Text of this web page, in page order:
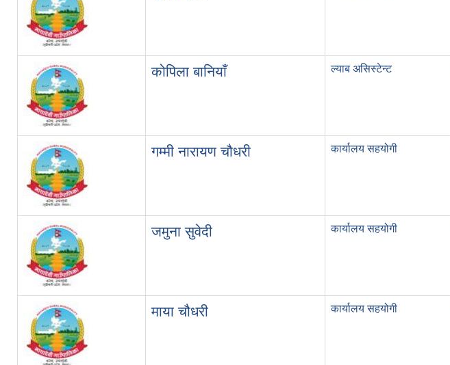
कोपिला बानियाँ ल्याब असिस्टेन्ट
गम्मी नारायण चौधरी कार्यालय सहयोगी
जमुना सुवेदी कार्यालय सहयोगी
माया चौधरी कार्यालय सहयोगी